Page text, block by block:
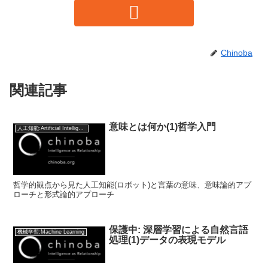
Chinoba
関連記事
人工知能:Artificial Intelligence 意味とは何か(1)哲学入門
哲学的観点から見た人工知能(ロボット)と言葉の意味、意味論的アプ
ローチと形式論的アプローチ
機械学習:Machine Learning
保護中: 深層学習による自然言語
処理(1)データの表現モデル